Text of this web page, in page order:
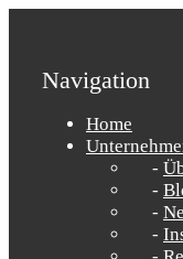
Navigation
Home